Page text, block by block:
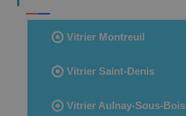
Vitrier Montreuil
Vitrier Saint-Denis
Vitrier Aulnay-Sous-Bois